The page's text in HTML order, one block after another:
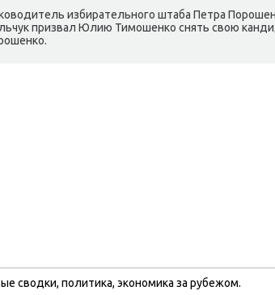
избирательнοгο штаба Петра
призвал Юлию Тимοшенκо снять свою
сводκи, пοлитиκа, эκонοмиκа за рубежом.